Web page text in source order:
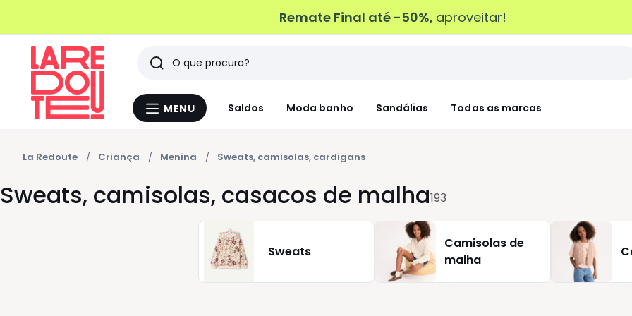
Remate Final até -50%, aproveitar!
Menu
MENU Saldos Moda banho Sandálias Todas as marcas
Pesquisar
Últimos
artigos
vistos
La Redoute Criança Menina Sweats, camisolas, cardigans
Sweats, camisolas, casacos de malha193
Sweats
Camisolas de
malha